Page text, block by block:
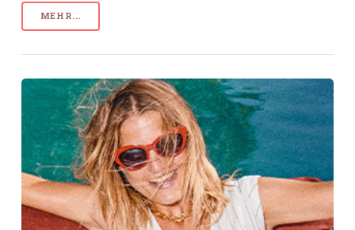
MEHR...